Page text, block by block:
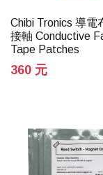
Chibi Tronics 導電
接軸 Conductive
Tape Patches
360 元